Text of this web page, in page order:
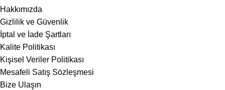
Hakkımızda
Gizlilik ve Güvenlik
İptal ve İade Şartları
Kalite Politikası
Kişisel Veriler Politikası
Mesafeli Satış Sözleşmesi
Bize Ulaşın